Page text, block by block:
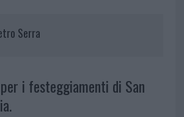
Serra
i festeggiamenti di San